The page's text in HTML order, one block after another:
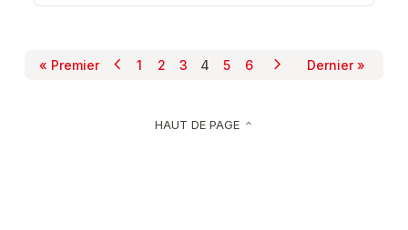
Pagination
Première page
« Premier Page précédente
chevron_left Page
1
Page
2
Page
3
Page courante
4
Page
5
Page
6 Page suivante
chevron_right Dernière
Dernier »
HAUT DE PAGE keyboard_arrow_up